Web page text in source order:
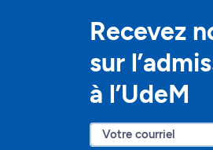
Recevez
sur
à l’UdeM